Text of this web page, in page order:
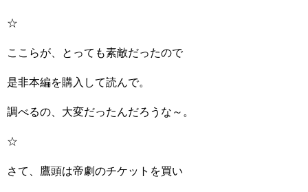
☆
ここらが、とっても素敵だったので
是非本編を購入して読んで。
調べるの、大変だったんだろうな～。
☆
さて、鷹頭は帝劇のチケットを買い